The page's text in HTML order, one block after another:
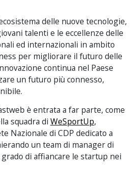
delle nuove tecnologie,
talenti e le eccellenze delle
ed internazionali in ambito
per migliorare il futuro delle
continua nel Paese
un futuro più connesso,
è entrata a far parte, come
squadra di WeSportUp,
Nazionale di CDP dedicato a
un team di manager di
di affiancare le startup nei